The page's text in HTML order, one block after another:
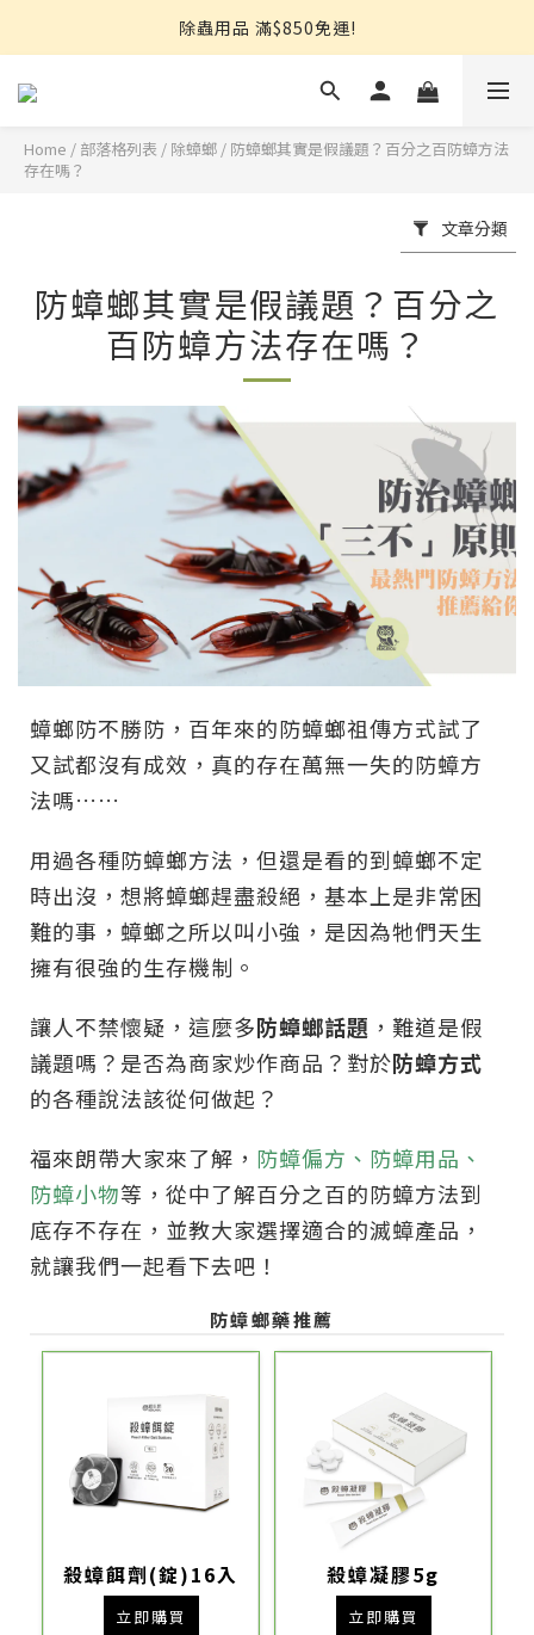
熱銷推薦⭐強效小蟑螂凝膠↘︎499
除蟲用品 滿$850免運!
【限量搶】地板防蟲清潔一次搞定↘︎$750
熱銷推薦⭐強效小蟑螂凝膠↘︎499
Home / 部落格列表 / 除蟑螂 / 防蟑螂其實是假議題？百分之百防蟑方法
存在嗎？
文章分類
防蟑螂其實是假議題？百分之
百防蟑方法存在嗎？
蟑螂防不勝防，百年來的防蟑螂祖傳方式試了
又試都沒有成效，真的存在萬無一失的防蟑方
法嗎……
用過各種防蟑螂方法，但還是看的到蟑螂不定
時出沒，想將蟑螂趕盡殺絕，基本上是非常困
難的事，蟑螂之所以叫小強，是因為牠們天生
擁有很強的生存機制。
讓人不禁懷疑，這麼多防蟑螂話題 ，難道是假
議題嗎？是否為商家炒作商品？對於防蟑方式
的各種說法該從何做起？
福來朗帶大家來了解， 防蟑偏方、防蟑用品、
防蟑小物等，從中了解百分之百的防蟑方法到
底存不存在，並教大家選擇適合的滅蟑產品，
就讓我們一起看下去吧！
防蟑螂藥推薦
殺蟑餌劑(錠)16入
立即購買
殺蟑凝膠5g
立即購買